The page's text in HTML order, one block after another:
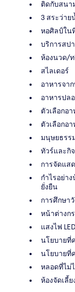
ติดกับสนา
3 สระว่าย
หอศิลป์ใน
บริการสป
ห้องนวด/
สไลเดอร์
อาหารจา
อาหารปล
ตัวเลือกอ
ตัวเลือกอ
มนุษยธรร
ทัวร์และกิ
การจัดแส
กำไรอย่า
ยั่งยืน
การศึกษา
หน้าต่างก
แสงไฟ
นโยบายที่
นโยบายที่
หลอดที่ไม่
ห้องจัดเลี้ย